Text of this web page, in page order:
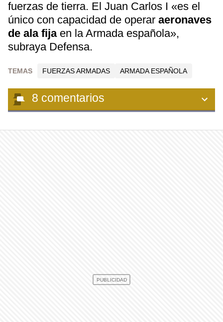
fuerzas de tierra. El Juan Carlos I «es el
único con capacidad de operar aeronaves
de ala fijaen la Armada española»,
subraya Defensa.
TEMAS FUERZAS ARMADAS ARMADA ESPAÑOLA
8 comentarios